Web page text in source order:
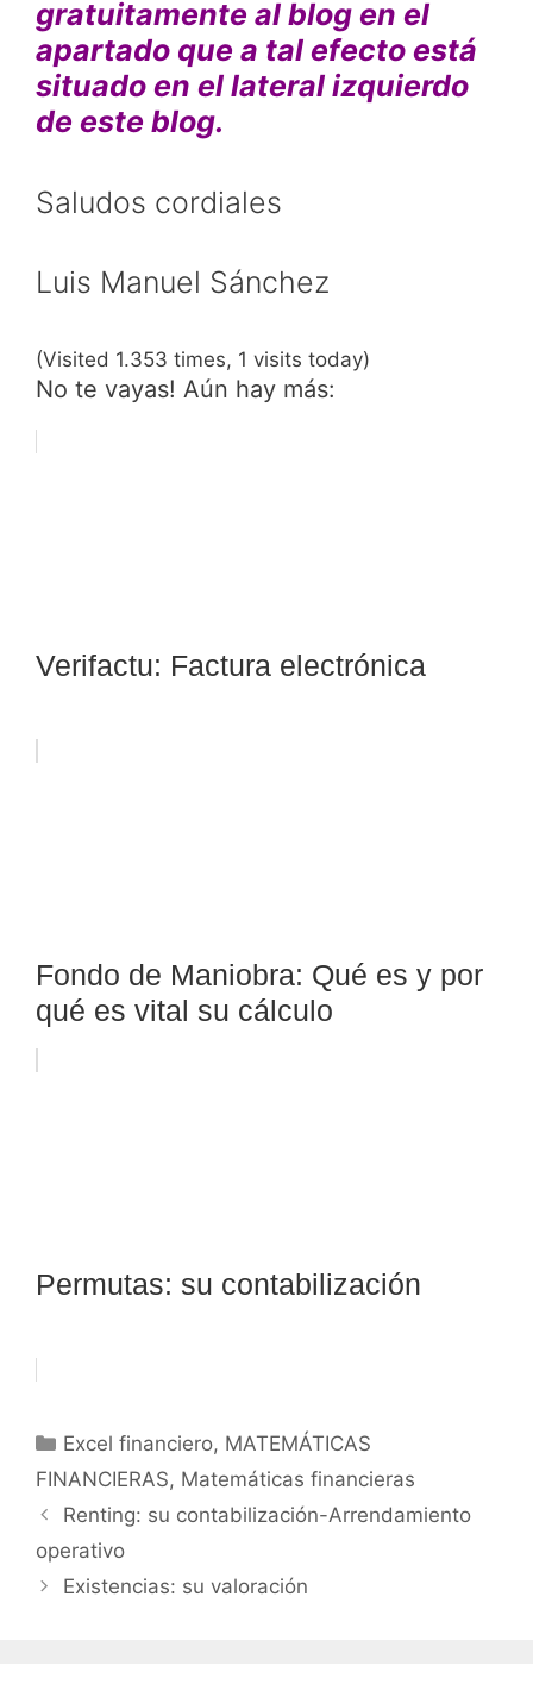
gratuitamente al blog en el
apartado que a tal efecto está
situado en el lateral izquierdo
de este blog.
Saludos cordiales
Luis Manuel Sánchez
(Visited 1.353 times, 1 visits today)
No te vayas! Aún hay más:
Verifactu: Factura electrónica
Fondo de Maniobra: Qué es y por
qué es vital su cálculo
Permutas: su contabilización
Categorías
Excel financiero, MATEMÁTICAS
FINANCIERAS, Matemáticas financieras
Renting: su contabilización-Arrendamiento
operativo
Existencias: su valoración